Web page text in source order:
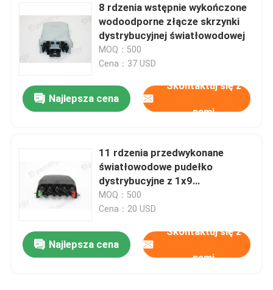
Produkty
Filmy
8 rdzenia wstępnie wykończone
wodoodporne złącze skrzynki
dystrybucyjnej światłowodowej
MOQ：500
Cena：37 USD
Najlepsza cena
Skontaktuj się z
nami
11 rdzenia przedwykonane
światłowodowe pudełko
dystrybucyjne z 1x9
nierównomiernego rozdzielacza
PLC
MOQ：500
Cena：20 USD
Najlepsza cena
Skontaktuj się z
nami